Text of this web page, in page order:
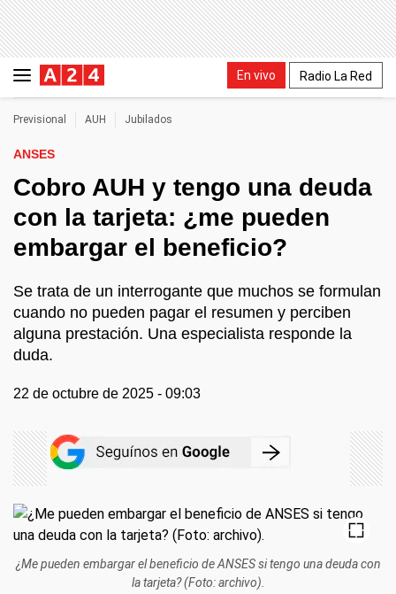
En vivo Radio La Red
Previsional AUH Jubilados
ANSES
Cobro AUH y tengo una deuda
con la tarjeta: ¿me pueden
embargar el beneficio?
Se trata de un interrogante que muchos se formulan
cuando no pueden pagar el resumen y perciben
alguna prestación. Una especialista responde la
duda.
22 de octubre de 2025 - 09:03
¿Me pueden embargar el beneficio de ANSES si tengo una deuda con
la tarjeta? (Foto: archivo).